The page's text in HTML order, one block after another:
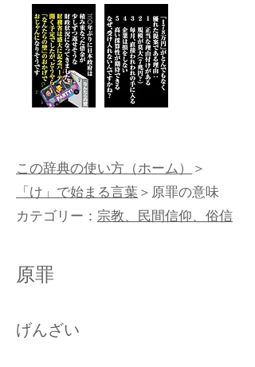
この辞典の使い方（ホーム）＞
「け」で始まる言葉＞原罪の意味
カテゴリー： 宗教、民間信仰、俗信
原罪
げんざい